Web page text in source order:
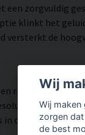
zorgvuldig
klinkt het
versterkt de
rijk aan details
tot 300
in openbare
Wij
Wij
zorgen
de best